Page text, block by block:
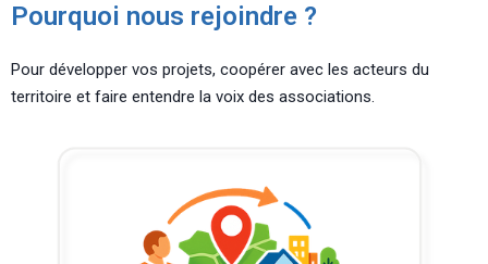
Pourquoi nous rejoindre ?
Pour développer vos projets, coopérer avec les acteurs du
territoire et faire entendre la voix des associations.